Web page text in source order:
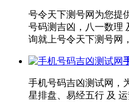
号令天下测号网为您提
号码测吉凶，八一数理
询就上号令天下测号网
手机号码吉凶测试网，
星排盘、易经五行 及